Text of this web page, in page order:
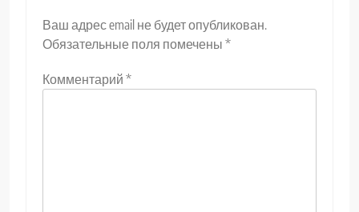
Ваш адрес email не будет опубликован.
Обязательные поля помечены *
Комментарий *